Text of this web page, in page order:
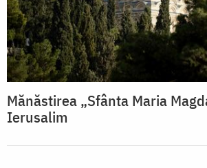
Mănăstirea „Sfânta Maria
Ierusalim